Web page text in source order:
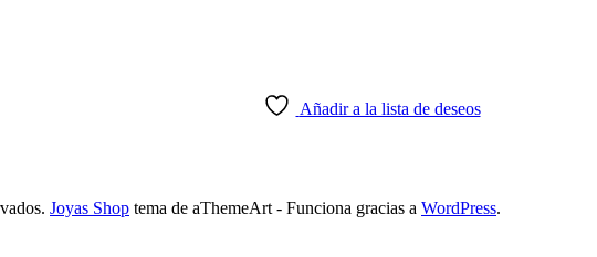
Añadir a la lista de deseos
Joyas Shop tema de aThemeArt - Funciona gracias a WordPress.